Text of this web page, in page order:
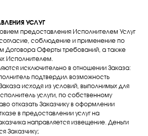
УСЛУГ
предоставления Исполнителем Услуг
соблюдение и применение по
Договора Оферты требований, а также
Исполнителем.
исключительно в отношении Заказа:
подтвердил возможность
исходя из условий, выполнимых для
услуги, по собственному
отказать Заказчику в оформлении
в предоставлении услуг на
направляется извещение. Деньги
Заказчику;